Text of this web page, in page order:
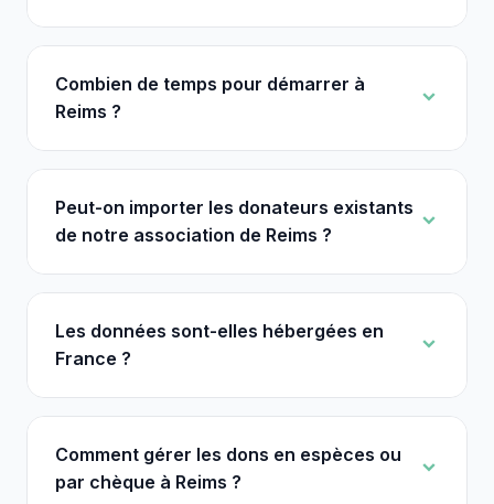
Combien de temps pour démarrer à
Reims ?
Peut-on importer les donateurs existants
de notre association de Reims ?
Les données sont-elles hébergées en
France ?
Comment gérer les dons en espèces ou
par chèque à Reims ?